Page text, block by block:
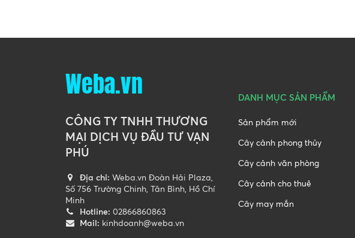
Weba.vn
CÔNG TY TNHH THƯƠNG
MẠI DỊCH VỤ ĐẦU TƯ VẠN
PHÚ
Địa chỉ: Weba.vn Đoàn Hải Plaza,
Số 756 Trường Chinh, Tân Bình, Hồ Chí
Minh
Hotline: 02866860863
Mail: kinhdoanh@weba.vn
DANH MỤC SẢN PHẨM
Sản phẩm mới
Cây cảnh phong thủy
Cây cảnh văn phòng
Cây cảnh cho thuê
Cây may mắn